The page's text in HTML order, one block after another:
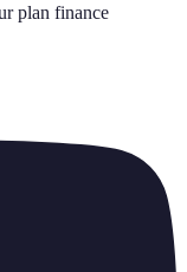
plan finance